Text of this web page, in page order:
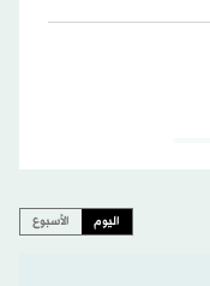
اليوم الأسبوع